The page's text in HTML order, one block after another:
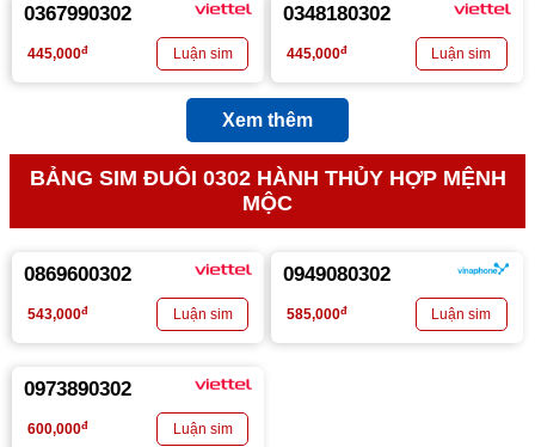
0367990302
445,000đ
0348180302
445,000đ
Xem thêm
BẢNG SIM ĐUÔI 0302 HÀNH THỦY HỢP MỆNH
MỘC
0869600302
543,000đ
0949080302
585,000đ
0973890302
600,000đ